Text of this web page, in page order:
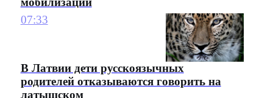
07:33
В Латвии дети русскоязычных
родителей отказываются говорить на
латышском